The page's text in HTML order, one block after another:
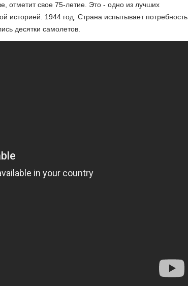
отметит свое 75-летие. Это - одно из лучших
историей. 1944 год. Страна испытывает потребность
десятки самолетов.